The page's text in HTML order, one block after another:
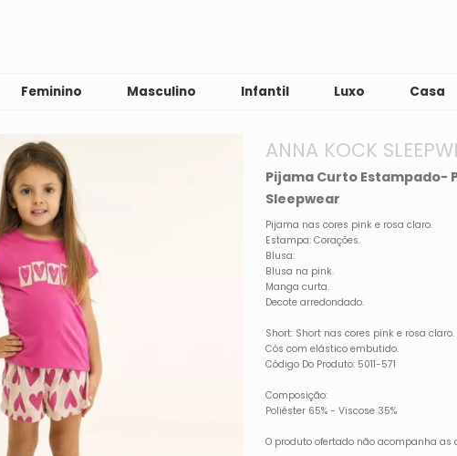
Feminino Masculino Infantil Luxo Casa
ANNA KOCK
Pijama Curto Estampado-
Sleepwear
Pijama nas cores pink e rosa claro.
Estampa: Corações.
Blusa:
Blusa na pink.
Manga curta.
Decote arredondado.
Short: Short nas cores pink e rosa claro.
Cós com elástico embutido.
Código Do Produto: 5011-571
Composição:
Poliéster 65% - Viscose 35%
O produto ofertado não acompanha as